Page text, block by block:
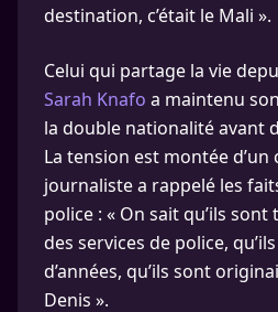
destination, c’était le Mali ».
Celui qui partage la vie
Sarah Knafo a maintenu
la double nationalité avant
La tension est montée
journaliste a rappelé les
police : « On sait qu’ils
des services de police,
d’années, qu’ils sont
Denis ».